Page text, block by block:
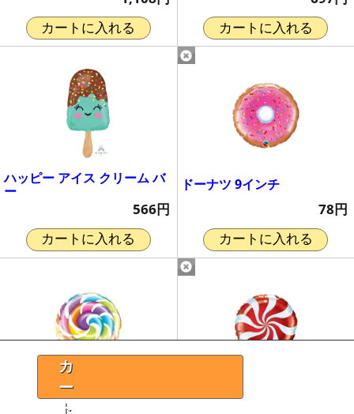
カートに入れる カートに入れる
ハッピー アイス クリーム バ
ー
566円
カートに入れる
ドーナツ 9インチ
78円
カートに入れる
ロリポップ 9インチ
カ
ー
ト